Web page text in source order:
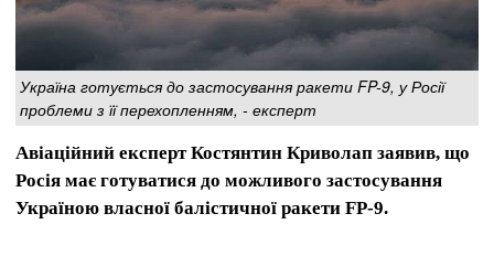
Україна готується до застосування ракети FP-9, у Росії
проблеми з її перехопленням, - експерт
Авіаційний експерт Костянтин Криволап заявив, що
Росія має готуватися до можливого застосування
Україною власної балістичної ракети FP-9.